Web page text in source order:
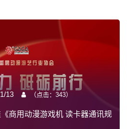
13 （点击： 343）
《商用动漫游戏机 读卡器通讯规